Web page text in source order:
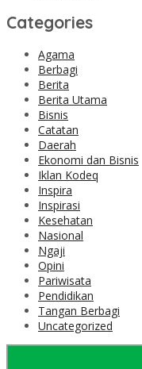
Categories
Agama
Berbagi
Berita
Berita Utama
Bisnis
Catatan
Daerah
Ekonomi dan Bisnis
Iklan Kodeq
Inspira
Inspirasi
Kesehatan
Nasional
Ngaji
Opini
Pariwisata
Pendidikan
Tangan Berbagi
Uncategorized